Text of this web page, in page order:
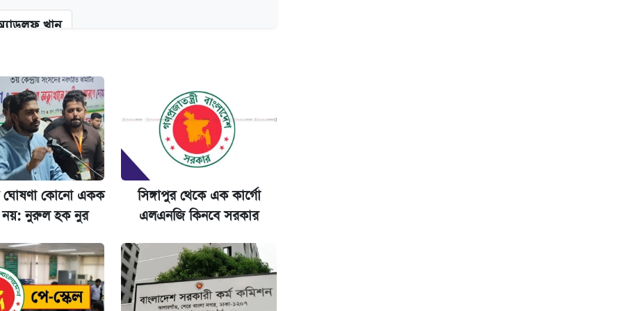
খান
দাম ও ফিচার
গেল
যা
কোনো একক
নয়: নুরুল হক নুর
সিঙ্গাপুর থেকে এক কার্গো
এলএনজি কিনবে সরকার